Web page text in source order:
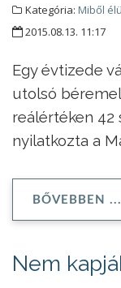
Kategória: Miből
2015.08.13. 11:17
Egy évtizede
utolsó
reálértéken 42
nyilatkozta a
BŐVEBBEN ...
Nem